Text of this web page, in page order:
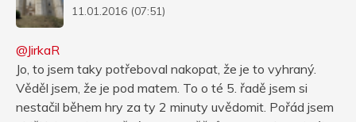
11.01.2016 (07:51)
@JirkaR
Jo, to jsem taky potřeboval nakopat, že je to vyhraný.
Věděl jsem, že je pod matem. To o té 5. řadě jsem si
nestačil během hry za ty 2 minuty uvědomit. Pořád jsem